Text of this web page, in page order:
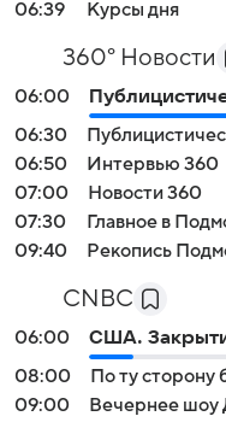
06:39
Курсы дня
360° Новости
06:00
06:30
06:50
Интервью 360
07:00
Новости 360
07:30
Главное в
09:40
Рекопись
CNBC
06:00
США.
08:00
По ту сторону
09:00
Вечернее шоу